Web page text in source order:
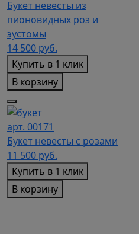
Букет невесты из
пионовидных роз и
эустомы
14 500 руб.
Купить в 1 клик
В корзину
арт. 00171
Букет невесты с розами
11 500 руб.
Купить в 1 клик
В корзину